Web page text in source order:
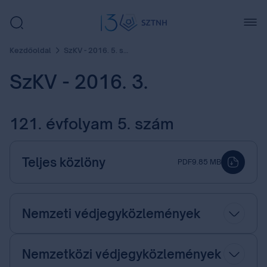
Kezdőoldal SzKV - 2016. 5. szám
SzKV - 2016. 3.
121. évfolyam 5. szám
Teljes közlöny PDF9.85 MB
Nemzeti védjegyközlemények
Nemzetközi védjegyközlemények